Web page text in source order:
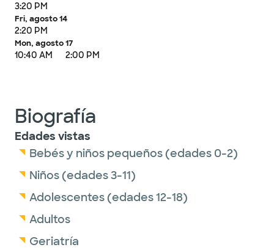
3:20 PM
Fri, agosto 14
2:20 PM
Mon, agosto 17
10:40 AM 2:00 PM
Biografía
Edades vistas
Bebés y niños pequeños (edades 0-2)
Niños (edades 3-11)
Adolescentes (edades 12-18)
Adultos
Geriatría